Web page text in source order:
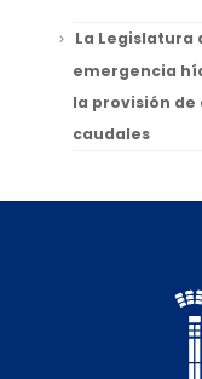
La Legislatura
emergencia
la provisión de
caudales